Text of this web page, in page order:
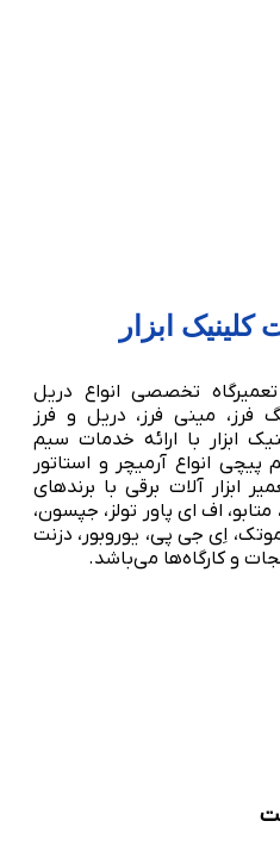
ابزار
تخصصی انواع دریل
فرز، مینی فرز، دریل و فرز
ابزار با ارائه خدمات سیم
انواع آرمیچر و استاتور
ابزار آلات برقی با برندهای
اف ای پاور تولز، جپسون،
اِی جی پی، یوروبور، دزنت
و کارگاه‌ها می‌باشد.